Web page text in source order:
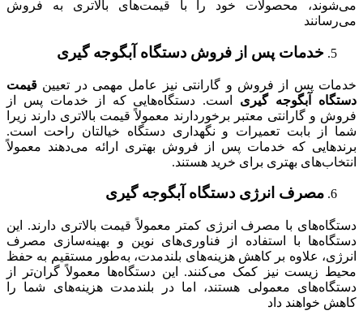
می‌شوند، محصولات خود را با قیمت‌های بالاتری به فروش
می‌رسانند
خدمات پس از فروش دستگاه آبگوجه گیری
خدمات پس از فروش و گارانتی نیز عامل مهمی در تعیین قیمت
دستگاه آبگوجه گیری است. دستگاه‌هایی که از خدمات پس از
فروش و گارانتی معتبر برخوردارند معمولاً قیمت بالاتری دارند زیرا
شما از بابت تعمیرات و نگهداری دستگاه خیالتان راحت است.
برندهایی که خدمات پس از فروش بهتری ارائه می‌دهند معمولاً
انتخاب‌های بهتری برای خرید هستند.
مصرف انرژی دستگاه آبگوجه گیری
دستگاه‌های با مصرف انرژی کمتر معمولاً قیمت بالاتری دارند. این
دستگاه‌ها با استفاده از فناوری‌های نوین و بهینه‌سازی مصرف
انرژی، علاوه بر کاهش هزینه‌های بلندمدت، به‌طور مستقیم به حفظ
محیط زیست نیز کمک می‌کنند. این دستگاه‌ها معمولاً گران‌تر از
دستگاه‌های معمولی هستند، اما در بلندمدت هزینه‌های شما را
کاهش خواهند داد